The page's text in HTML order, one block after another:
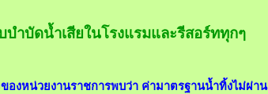
ำบัดน้ำเสียในโรงแรมและรีสอร์ททุกๆ
งหน่วยงานราชการพบว่า ค่ามาตรฐานน้ำทิ้งไม่ผ่าน